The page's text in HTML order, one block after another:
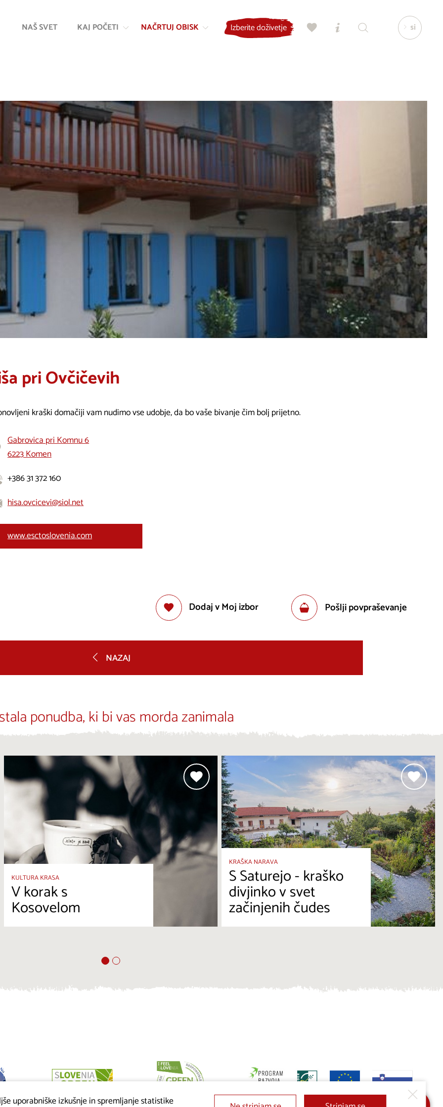
vsebino
NAŠ SVET KAJ POČETI NAČRTUJ OBISK Izberite doživetje si
pri Ovčičevih
kraški domačiji vam nudimo vse udobje, da bo vaše bivanje čim bolj prijetno.
Gabrovica pri Komnu 6
6223 Komen
+386 31 372 160
hisa.ovcicevi@siol.net
www.esctoslovenia.com
Dodaj v Moj izbor Pošlji povpraševanje
NAZAJ
ponudba, ki bi vas morda zanimala
KULTURA KRASA
V korak s
Kosovelom
KRAŠKA NARAVA
S Saturejo - kraško
divjinko v svet
začinjenih čudes
uporabniške izkušnje in spremljanje statistike